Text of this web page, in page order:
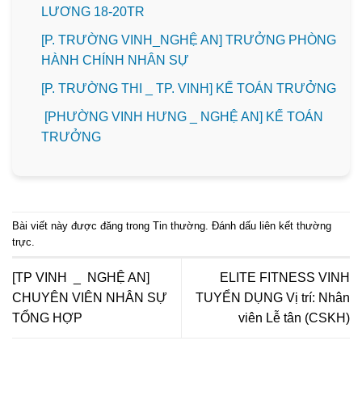
LƯƠNG 18-20TR
[P. TRƯỜNG VINH_NGHỆ AN] TRƯỞNG PHÒNG
HÀNH CHÍNH NHÂN SỰ
️[P. TRƯỜNG THI _ TP. VINH] KẾ TOÁN TRƯỞNG
[PHƯỜNG VINH HƯNG _ NGHỆ AN] KẾ TOÁN
TRƯỞNG
Bài viết này được đăng trong Tin thường . Đánh dấu liên kết thường
trực
️[TP VINH _ NGHỆ AN]
CHUYÊN VIÊN NHÂN SỰ
TỔNG HỢP
ELITE FITNESS VINH
TUYỂN DỤNG Vị trí: Nhân
viên Lễ tân (CSKH)